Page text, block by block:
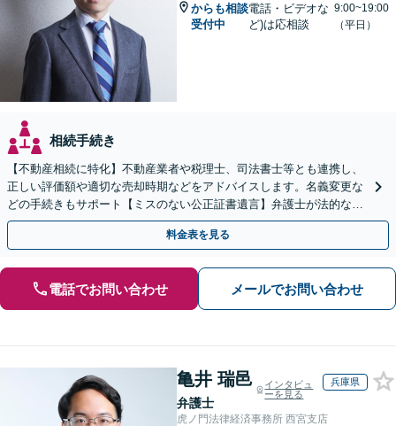
からも相談
受付中
電話・ビデオな
ど)は応相談
9:00~19:00
（平日）
相続手続き
【不動産相続に特化】不動産業者や税理士、司法書士等とも連携し、
正しい評価額や適切な売却時期などをアドバイスします。名義変更な
どの手続きもサポート【ミスのない公正証書遺言】弁護士が法的な観
点から遺言書を作成します。
料金表を見る
電話でお問い合わせ メールでお問い合わせ
亀井 瑞邑
弁護士
インタビュ
ーを見る
兵庫県
虎ノ門法律経済事務所 西宮支店